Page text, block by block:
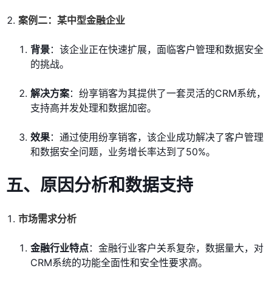
案例二：某中型金融企业
背景：该企业正在快速扩展，面临客户管理和数据安全
的挑战。
解决方案：纷享销客为其提供了一套灵活的CRM系统，
支持高并发处理和数据加密。
效果：通过使用纷享销客，该企业成功解决了客户管理
和数据安全问题，业务增长率达到了50%。
五、原因分析和数据支持
市场需求分析
金融行业特点：金融行业客户关系复杂，数据量大，对
CRM系统的功能全面性和安全性要求高。